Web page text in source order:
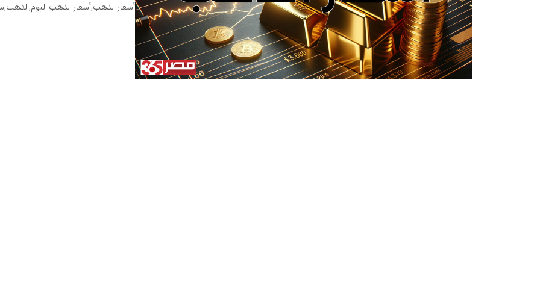
أسعار الذهب,أسعار الذهب اليوم,الذهب,